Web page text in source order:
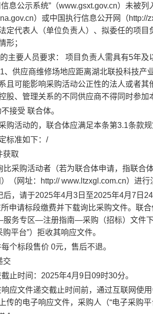
息公示系统”（www.gsxt.gov.cn）未被列
） 或中国执行信息公开网（http://
定代表人（单位负责人）、拟委任的项
形；
主要人员要求 ： 项目负责人需具有5年及
1、供应商维修场地应距离湖北联投科技产
且可能影响采购活动公正性的法人或者
股、管理关系的不同供应商不得同时参
不接受 联合体。
购活动的，联合体应满足本条第3.1条款
标准如下： /
获取
比采购活动者（若为联合体申请，指联合
（网址：
http:// www.ltzxgl.com.cn）进行
后，请于2025年4月 3 日至2025年4月 7 日
申请标段缴费并下载询比采购文件。联
服务专区—注册指南—采购（招标）文件
平台”）拒收其响应文件。
个标段售价 0元，售后不退。
交
止时间： 2025年4月 9 日 09时30分。
应文件递交截止时间前，通过互联网使
传的电子响应文件，采购人（“电子采购